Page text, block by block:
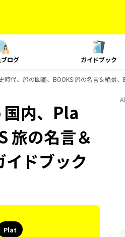
ログ ガイドブック
代、旅の図鑑、BOOKS 旅の名言＆絶景
内、Pla
旅の名言＆
ドブック
Plat